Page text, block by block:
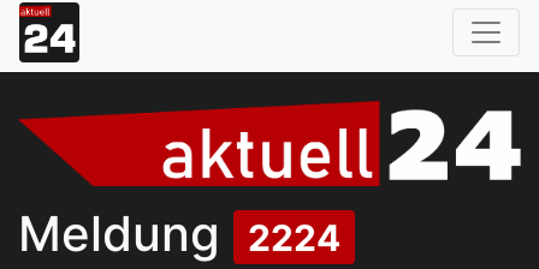
Meldung 2224